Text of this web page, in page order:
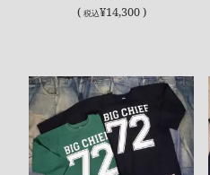
( 税込¥14,300 )